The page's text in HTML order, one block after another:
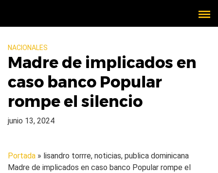
NACIONALES
Madre de implicados en
caso banco Popular
rompe el silencio
junio 13, 2024
Portada » lisandro torrre, noticias, publica dominicana
Madre de implicados en caso banco Popular rompe el